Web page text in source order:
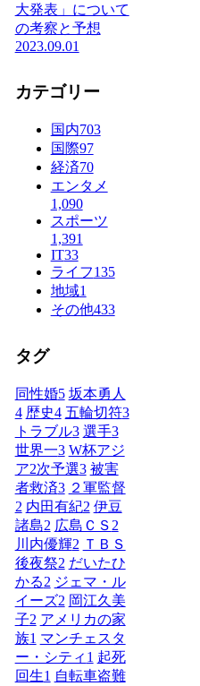
大発表」について
の考察と予想
2023.09.01
カテゴリー
国内703
国際97
経済70
エンタメ
1,090
スポーツ
1,391
IT33
ライフ135
地域1
その他433
タグ
同性婚5 坂本勇人
4 歴史4 五輪切符3
トラブル3 選手3
世界一3 W杯アジ
ア2次予選3 被害
者救済3 ２軍監督
2 内田有紀2 伊豆
諸島2 広島ＣＳ 2
川内優輝2 ＴＢＳ
後夜祭2 だいたひ
かる2 ジェマ・ル
イーズ2 岡江久美
子2 アメリカの家
族1 マンチェスタ
ー・シティ 1 起死
回生1 自転車盗難